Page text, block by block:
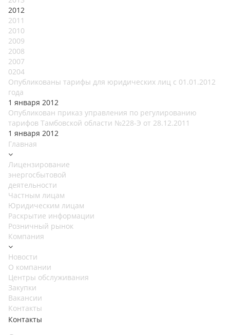
2012
2011
2010
2009
2008
2007
0204
Опубликованы тарифы для юридических лиц с 01.01.2012
года
1 января 2012
Опубликован приказ управления по регулированию
тарифов Тамбовской области №228-Э от 28.12.2011
1 января 2012
Главная
Лицензирование
энергосбытовой
деятельности
Частным лицам
Юридическим лицам
Раскрытие информации
Розничный рынок
Компания
Новости
О компании
Центры обслуживания
Закупки
Вакансии
Контакты
Контакты